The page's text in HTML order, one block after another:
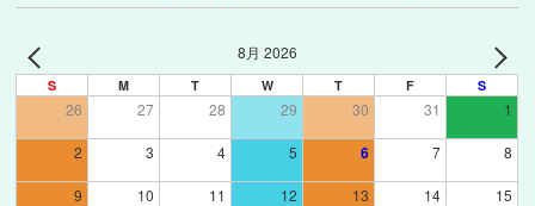
8月 2026
S M T W T F S
26 27 28 29 30 31 1
2 3 4 5 6 7 8
9 10 11 12 13 14 15